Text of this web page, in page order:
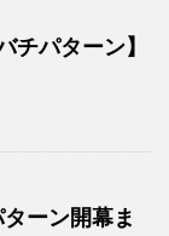
チパターン】
ーン開幕ま